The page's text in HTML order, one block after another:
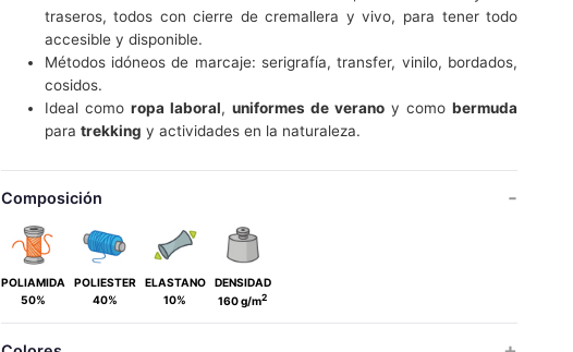
traseros, todos con cierre de cremallera y vivo, para tener todo
accesible y disponible.
Métodos idóneos de marcaje: serigrafía, transfer, vinilo, bordados,
cosidos.
Ideal como ropa laboral, uniformes de verano y comobermuda
para trekking y actividades en la naturaleza.
Composición
POLIAMIDA
50%
POLIESTER
40%
ELASTANO
10%
DENSIDAD
160 g/m2